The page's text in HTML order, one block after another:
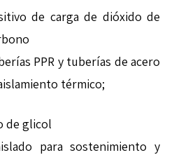
de carga de dióxido de
PPR y tuberías de acero
térmico;
de glicol
para sostenimiento y